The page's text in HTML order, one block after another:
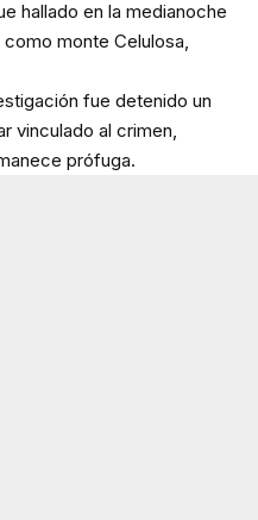
hallado en la medianoche
monte Celulosa,
fue detenido un
vinculado al crimen,
prófuga.